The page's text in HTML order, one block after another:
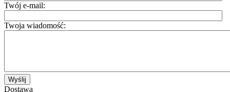
Twój e-mail:
Twoja wiadomość:
Wyślij
Dostawa